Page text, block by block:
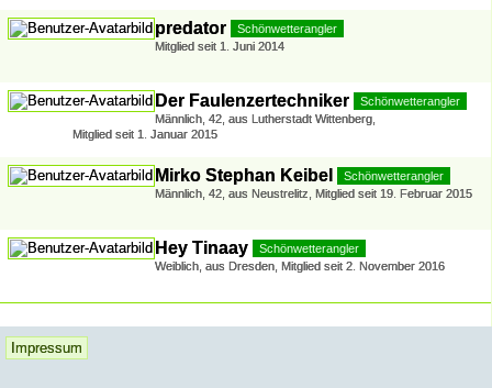
predator
Schönwetterangler
Mitglied seit 1. Juni 2014
Der Faulenzertechniker
Schönwetterangler
Männlich 42 aus Lutherstadt Wittenberg
Mitglied seit 1. Januar 2015
Mirko Stephan Keibel
Schönwetterangler
Männlich 42 aus Neustrelitz Mitglied seit 19. Februar 2015
Hey Tinaay
Schönwetterangler
Weiblich aus Dresden Mitglied seit 2. November 2016
Impressum